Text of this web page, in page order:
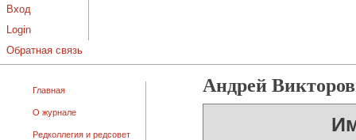
Вход
Login
Обратная связь
Главная
О журнале
Редколлегия и редсовет
Андрей